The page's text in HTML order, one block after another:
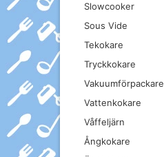
Slowcooker
Sous Vide
Tekokare
Tryckkokare
Vakuumförpackare
Vattenkokare
Våffeljärn
Ångkokare